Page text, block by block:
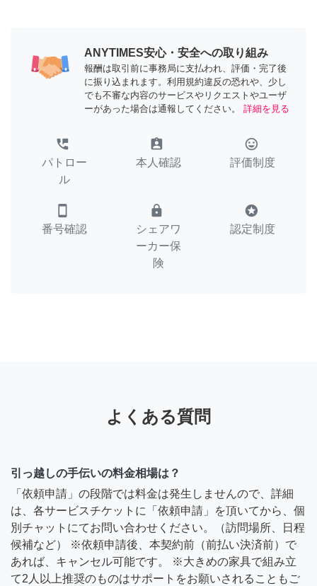
ANYTIMES安心・安全への取り組み
報酬は取引前に事務局に支払われ、評価・完了後
に振り込まれます。利用規約違反の恐れや、少し
でも不審な内容のサービスやリクエストやユーザ
ーがあった場合は通報してください。
詳細を見る
perm_phone_msg
パトロー
ル
assignment_ind
本人確認
tag_faces
評価制度
smartphone
番号確認
lock
シェアワ
ーカー保
険
stars
認定制度
よくある質問
引っ越しの手伝いの料金相場は？
「依頼申請」の段階では料金は発生しませんので、詳細
は、各サービスチケットに「依頼申請」を頂いてから、個
別チャットにてお問い合わせください。（訪問場所、日程
候補など） ※依頼申請後、本契約前（前払い決済前）で
あれば、キャンセル可能です。 ※大きめの家具で組み立
て2人以上推奨のものはサポートをお願いされることもご